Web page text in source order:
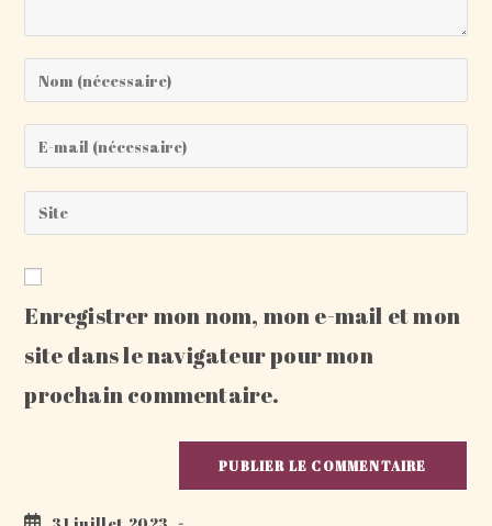
Enter
your
name
or
to
comment
Enter
your
email
address
comment
Saisir
l’URL
votre
site
Enregistrer mon nom, mon e-mail et mon
site dans le navigateur pour mon
prochain commentaire.